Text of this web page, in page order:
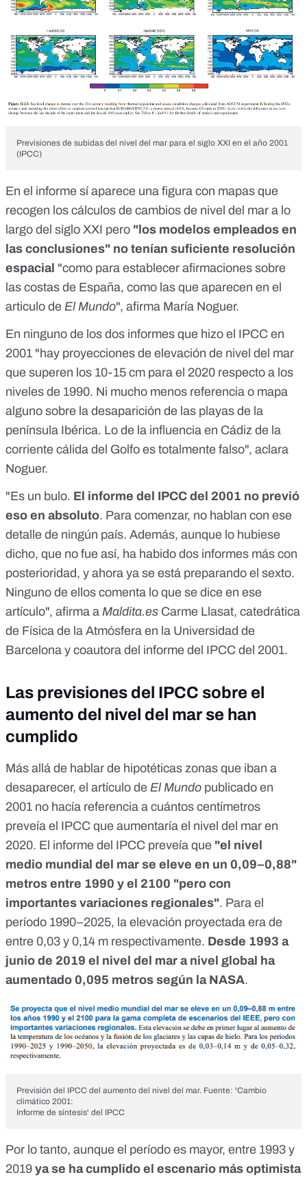
Previsiones de subidas del nivel del mar para el siglo XXI en el año 2001
(IPCC)
En el informe sí aparece una figura con mapas que
recogen los cálculos de cambios de nivel del mar a lo
largo del siglo XXI pero "los modelos empleados en
las conclusiones" no tenían suficiente resolución
espacial "como para establecer afirmaciones sobre
las costas de España, como las que aparecen en el
articulo de El Mundo", afirma María Noguer.
En ninguno de los dos informes que hizo el IPCC en
2001 "hay proyecciones de elevación de nivel del mar
que superen los 10-15 cm para el 2020 respecto a los
niveles de 1990. Ni mucho menos referencia o mapa
alguno sobre la desaparición de las playas de la
península Ibérica. Lo de la influencia en Cádiz de la
corriente cálida del Golfo es totalmente falso", aclara
Noguer.
"Es un bulo. El informe del IPCC del 2001 no previó
eso en absoluto. Para comenzar, no hablan con ese
detalle de ningún país. Además, aunque lo hubiese
dicho, que no fue así, ha habido dos informes más con
posterioridad, y ahora ya se está preparando el sexto.
Ninguno de ellos comenta lo que se dice en ese
artículo", afirma a Maldita.es Carme Llasat, catedrática
de Física de la Atmósfera en la Universidad de
Barcelona y coautora del informe del IPCC del 2001.
Las previsiones del IPCC sobre el
aumento del nivel del mar se han
cumplido
Más allá de hablar de hipotéticas zonas que iban a
desaparecer, el artículo de El Mundo publicado en
2001 no hacía referencia a cuántos centímetros
preveía el IPCC que aumentaría el nivel del mar en
2020. El informe del IPCC preveía que "el nivel
medio mundial del mar se eleve en un 0,09–0,88"
metros entre 1990 y el 2100 "pero con
importantes variaciones regionales". Para el
período 1990–2025, la elevación proyectada era de
entre 0,03 y 0,14 m respectivamente. Desde 1993 a
junio de 2019 el nivel del mar a nivel global ha
aumentado 0,095 metros según la NASA.
Previsión del IPCC del aumento del nivel del mar. Fuente: 'Cambio
climático 2001:
Informe de síntesis' del IPCC
Por lo tanto, aunque el período es mayor, entre 1993 y
2019 ya se ha cumplido el escenario más optimista